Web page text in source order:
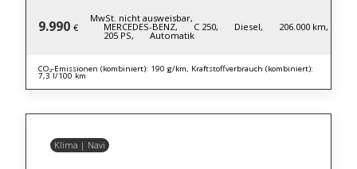
9.990 €
MwSt. nicht ausweisbar,
MERCEDES-BENZ, C 250, Diesel, 206.000 km,
205 PS, Automatik
CO₂-Emissionen (kombiniert): 190 g/km, Kraftstoffverbrauch (kombiniert):
7,3 l/100 km
Klima | Navi